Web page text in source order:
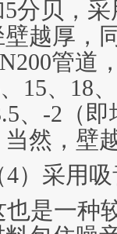
分贝，
壁越厚，
管道
15、18
、-2（
当然，壁
4）采用
也是一种